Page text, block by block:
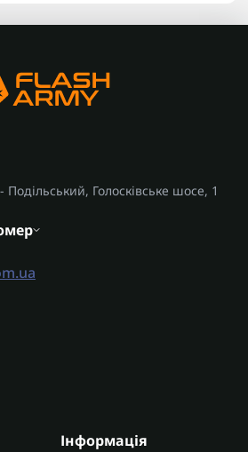
Голосківське шосе, 1
Інформація